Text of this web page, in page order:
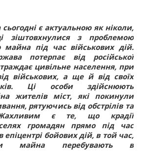
є актуальною як ніколи,
зіштовхнулися з проблемою
майна під час військових дій.
потерпає від російської
цивільне населення, при
військових, а ще й від своїх
Ці особи здійснюють
жителів міст, які покинули
рятуючись від обстрілів та
Жахливим є те, що крадії
громадян прямо під час
епіцентрі бойових дій, в той час,
майна перебувають в